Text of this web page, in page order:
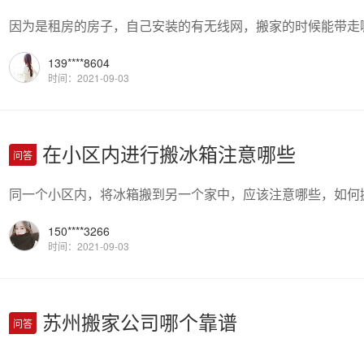
因为是租房的房子，自己安装的有无线网，搬家的时候能带走
139****8604
时间：2021-09-03
问答 在小区内进行搬冰箱注意哪些
同一个小区内，将冰箱搬到另一个家中，应该注意哪些，如何
150****3266
时间：2021-09-03
问答 苏州搬家公司哪个靠谱